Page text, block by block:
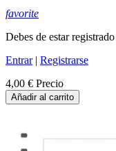
favorite
Debes de estar registrado
Entrar| Registrarse
4,00 € Precio
Añadir al carrito